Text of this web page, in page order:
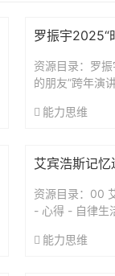
罗振宇2025“
资源目录：罗
的朋友”跨年演
能力思维
艾宾浩斯记
资源目录：00
- 心得 - 自律生
能力思维